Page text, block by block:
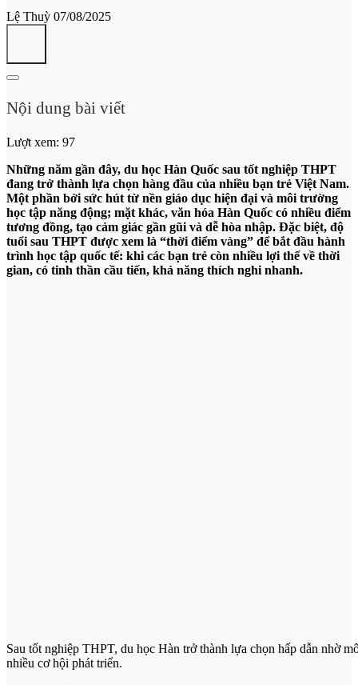
Lệ Thuỳ 07/08/2025
Nội dung bài viết
Lượt xem: 97
Những năm gần đây, du học Hàn Quốc sau tốt nghiệp THPT
đang trở thành lựa chọn hàng đầu của nhiều bạn trẻ Việt Nam.
Một phần bởi sức hút từ nền giáo dục hiện đại và môi trường
học tập năng động; mặt khác, văn hóa Hàn Quốc có nhiều điểm
tương đồng, tạo cảm giác gần gũi và dễ hòa nhập. Đặc biệt, độ
tuổi sau THPT được xem là “thời điểm vàng” để bắt đầu hành
trình học tập quốc tế: khi các bạn trẻ còn nhiều lợi thế về thời
gian, có tinh thần cầu tiến, khả năng thích nghi nhanh.
Sau tốt nghiệp THPT, du học Hàn trở thành lựa chọn hấp dẫn nhờ
nhiều cơ hội phát triển.